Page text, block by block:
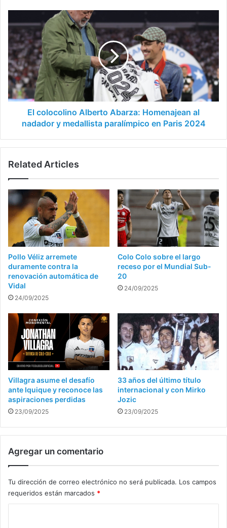
colocolino
Alberto
Abarza:
Homenajean
al
nadador
y
medallista
paralímpicoEl colocolino Alberto Abarza: Homenajean al
nadador y medallista paralímpico en Paris 2024
Related Articles
Pollo Véliz arremete
duramente contra la
renovación automática de
Vidal
24/09/2025
Colo Colo sobre el largo
receso por el Mundial Sub-
20
24/09/2025
Villagra asume el desafío
ante Iquique y reconoce las
aspiraciones perdidas
23/09/2025
33 años del último título
internacional y con Mirko
Jozic
23/09/2025
Agregar un comentario
Tu dirección de correo electrónico no será publicada. Los campos
requeridos están marcados *